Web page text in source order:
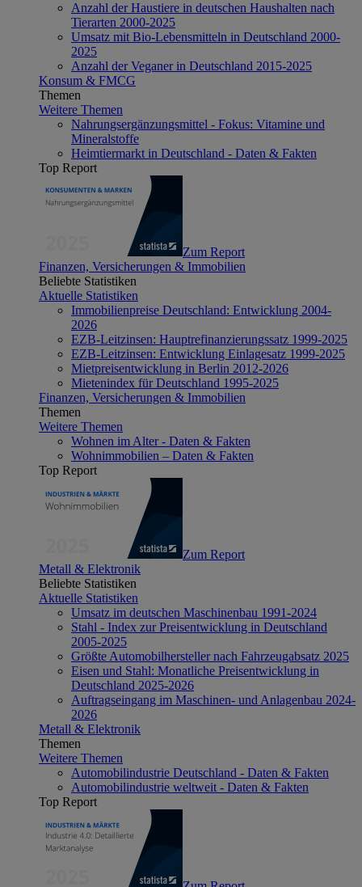
Anzahl der Haustiere in deutschen Haushalten nach
Tierarten 2000-2025
Umsatz mit Bio-Lebensmitteln in Deutschland 2000-
2025
Anzahl der Veganer in Deutschland 2015-2025
Konsum & FMCG
Themen
Weitere Themen
Nahrungsergänzungsmittel - Fokus: Vitamine und
Mineralstoffe
Heimtiermarkt in Deutschland - Daten & Fakten
Top Report
Zum Report
Finanzen, Versicherungen & Immobilien
Beliebte Statistiken
Aktuelle Statistiken
Immobilienpreise Deutschland: Entwicklung 2004-
2026
EZB-Leitzinsen: Hauptrefinanzierungssatz 1999-2025
EZB-Leitzinsen: Entwicklung Einlagesatz 1999-2025
Mietpreisentwicklung in Berlin 2012-2026
Mietenindex für Deutschland 1995-2025
Finanzen, Versicherungen & Immobilien
Themen
Weitere Themen
Wohnen im Alter - Daten & Fakten
Wohnimmobilien – Daten & Fakten
Top Report
Zum Report
Metall & Elektronik
Beliebte Statistiken
Aktuelle Statistiken
Umsatz im deutschen Maschinenbau 1991-2024
Stahl - Index zur Preisentwicklung in Deutschland
2005-2025
Größte Automobilhersteller nach Fahrzeugabsatz 2025
Eisen und Stahl: Monatliche Preisentwicklung in
Deutschland 2025-2026
Auftragseingang im Maschinen- und Anlagenbau 2024-
2026
Metall & Elektronik
Themen
Weitere Themen
Automobilindustrie Deutschland - Daten & Fakten
Automobilindustrie weltweit - Daten & Fakten
Top Report